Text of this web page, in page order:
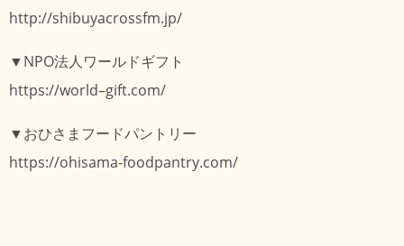
http://shibuyacrossfm.jp/
▼NPO法人ワールドギフト
https://world–gift.com/
▼おひさまフードパントリー
https://ohisama-foodpantry.com/